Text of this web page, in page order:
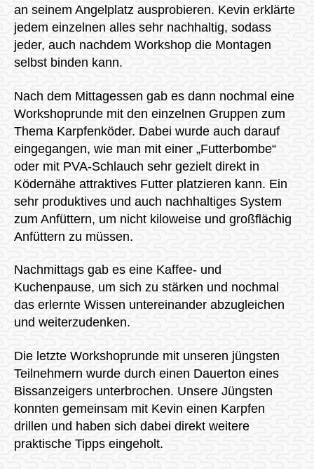
an seinem Angelplatz ausprobieren. Kevin erklärte
jedem einzelnen alles sehr nachhaltig, sodass
jeder, auch nachdem Workshop die Montagen
selbst binden kann.
Nach dem Mittagessen gab es dann nochmal eine
Workshoprunde mit den einzelnen Gruppen zum
Thema Karpfenköder. Dabei wurde auch darauf
eingegangen, wie man mit einer „Futterbombe“
oder mit PVA-Schlauch sehr gezielt direkt in
Ködernähe attraktives Futter platzieren kann. Ein
sehr produktives und auch nachhaltiges System
zum Anfüttern, um nicht kiloweise und großflächig
Anfüttern zu müssen.
Nachmittags gab es eine Kaffee- und
Kuchenpause, um sich zu stärken und nochmal
das erlernte Wissen untereinander abzugleichen
und weiterzudenken.
Die letzte Workshoprunde mit unseren jüngsten
Teilnehmern wurde durch einen Dauerton eines
Bissanzeigers unterbrochen. Unsere Jüngsten
konnten gemeinsam mit Kevin einen Karpfen
drillen und haben sich dabei direkt weitere
praktische Tipps eingeholt.